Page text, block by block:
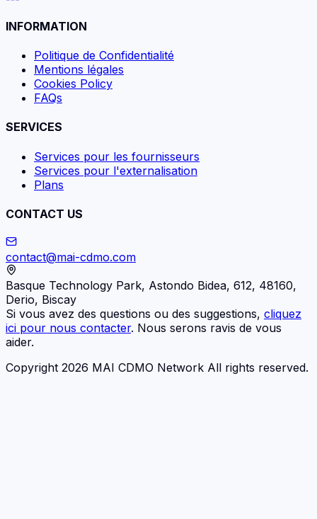
INFORMATION
Politique de Confidentialité
Mentions légales
Cookies Policy
FAQs
SERVICES
Services pour les fournisseurs
Services pour l'externalisation
Plans
CONTACT US
contact@mai-cdmo.com
Basque Technology Park, Astondo Bidea, 612, 48160,
Derio, Biscay
Si vous avez des questions ou des suggestions, cliquez
ici pour nous contacter. Nous serons ravis de vous
aider.
Copyright 2026 MAI CDMO Network All rights reserved.